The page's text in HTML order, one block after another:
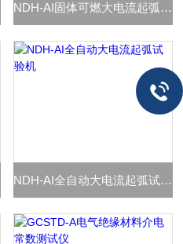
NDH-AI固体可燃大电流起弧试验机
NDH-AI全自动大电流起弧试验机